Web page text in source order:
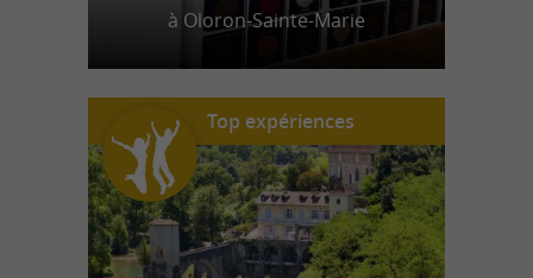
à Oloron-Sainte-Marie
Top expériences